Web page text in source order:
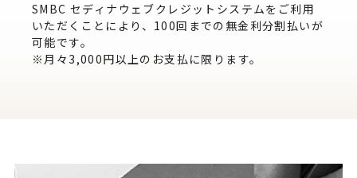
SMBC セディナウェブクレジットシステムをご利用
いただくことにより、100回までの無金利分割払いが
可能です。
※月々3,000円以上のお支払に限ります。